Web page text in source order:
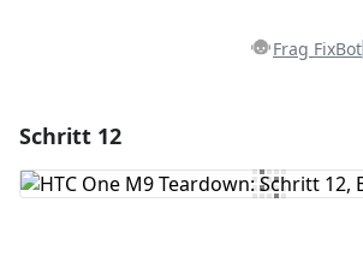
Frag FixBot
Kommentar hinzufügen
Schritt 12